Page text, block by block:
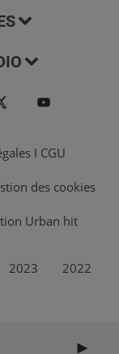
I CGU
des cookies
Urban hit
2023 2022